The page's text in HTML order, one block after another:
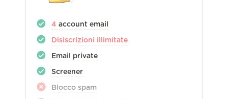
4 account email
Disiscrizioni illimitate
Email private
Screener
Blocco spam